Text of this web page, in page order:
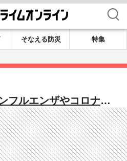
検索
そなえる防災
特集
フルエンザやコロナよ
例の大流行…埼玉県で
同じ水痘ウイルス「帯
増